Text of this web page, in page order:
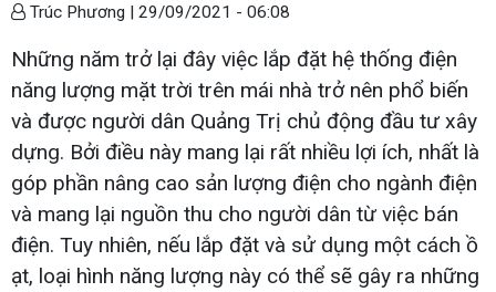
Trúc Phương | 29/09/2021 - 06:08
Những năm trở lại đây việc lắp đặt hệ thống điện
năng lượng mặt trời trên mái nhà trở nên phổ biến
và được người dân Quảng Trị chủ động đầu tư xây
dựng. Bởi điều này mang lại rất nhiều lợi ích, nhất là
góp phần nâng cao sản lượng điện cho ngành điện
và mang lại nguồn thu cho người dân từ việc bán
điện. Tuy nhiên, nếu lắp đặt và sử dụng một cách ồ
ạt, loại hình năng lượng này có thể sẽ gây ra những